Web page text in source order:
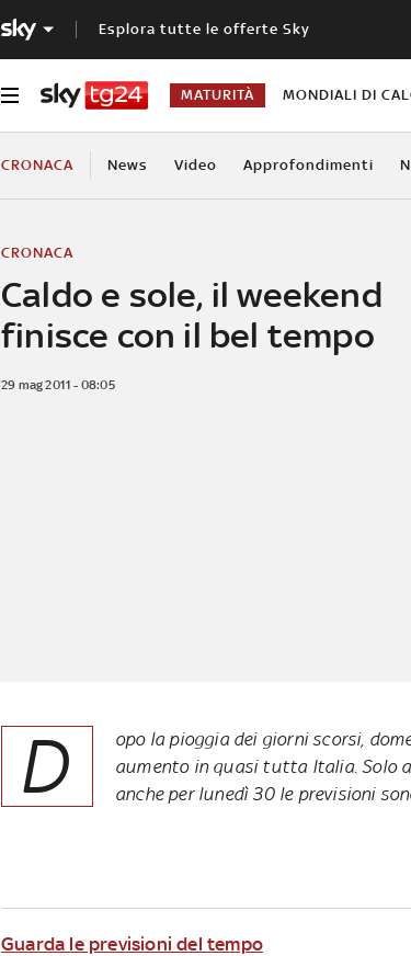
Esplora tutte le offerte Sky
MATURITÀ MONDIALI DI
CRONACA News Video Approfondimenti
Caldo e sole, il weekend
finisce con il bel tempo
CRONACA
29 mag 2011 - 08:05
D
opo la pioggia dei giorni scorsi,
aumento in quasi tutta Italia. Solo
anche per lunedì 30 le previsioni
Guarda le previsioni del tempo